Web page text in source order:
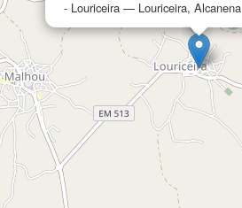
- Louriceira — Louriceira, Alcanena